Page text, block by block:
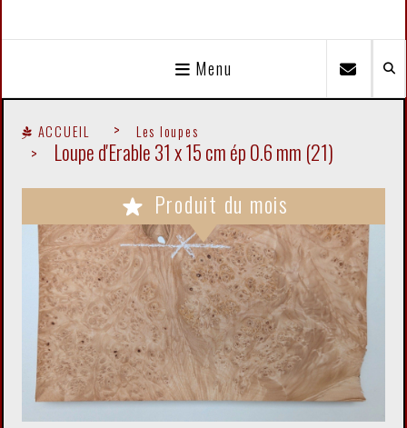
Menu
ACCUEIL Les loupes
Loupe d'Erable 31 x 15 cm ép 0.6 mm (21)
Produit du mois